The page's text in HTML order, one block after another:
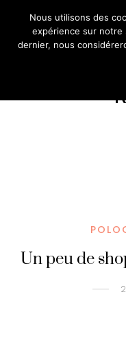
Un peu de
Nous utilisons des
expérience sur notre
dernier, nous